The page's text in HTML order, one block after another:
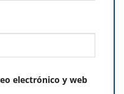
electrónico y web